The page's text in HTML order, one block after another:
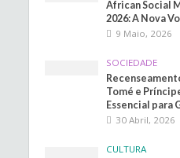
African Social
2026: A Nova
9 Maio, 2026
SOCIEDADE
Tomé e
Essencial para
30 Abril, 2026
CULTURA